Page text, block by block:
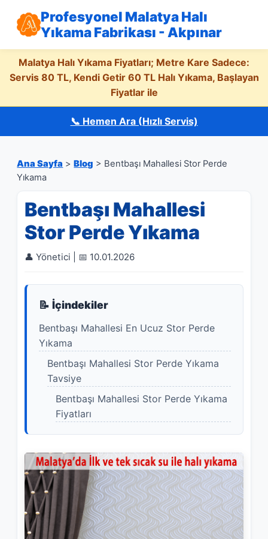
Profesyonel Malatya Halı
Yıkama Fabrikası - Akpınar
Malatya Halı Yıkama Fiyatları; Metre Kare Sadece:
Servis 80 TL, Kendi Getir 60 TL Halı Yıkama, Başlayan
Fiyatlar ile
📞 Hemen Ara (Hızlı Servis)
Ana Sayfa >Blog > Bentbaşı Mahallesi Stor Perde
Yıkama
Bentbaşı Mahallesi
Stor Perde Yıkama
👤 Yönetici | 📅 10.01.2026
📝 İçindekiler
Bentbaşı Mahallesi En Ucuz Stor Perde
Yıkama
Bentbaşı Mahallesi Stor Perde Yıkama
Tavsiye
Bentbaşı Mahallesi Stor Perde Yıkama
Fiyatları